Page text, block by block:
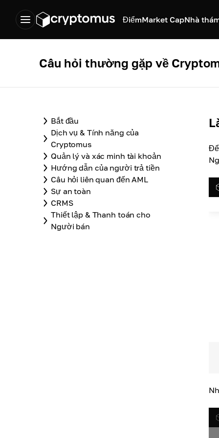
ĐiểmMarket CapNhà
Câu hỏi thường gặp về
Bắt đầu
Dịch vụ & Tính năng của
Cryptomus
Quản lý và xác minh tài khoản
Hướng dẫn của người trả tiền
Câu hỏi liên quan đến AML
Sự an toàn
CRMS
Thiết lập & Thanh toán cho
Người bán